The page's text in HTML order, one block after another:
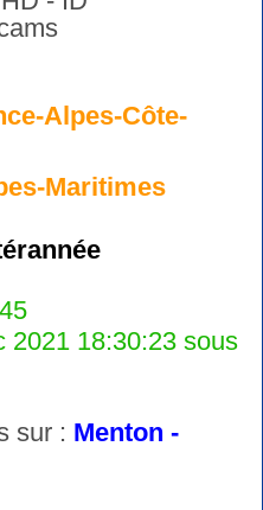
Alpes-Côte-
Maritimes
2021 18:30:23 sous
sur : Menton -